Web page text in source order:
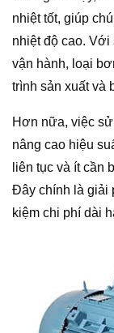
nhiệt tốt, giúp
nhiệt độ cao. Với
vận hành, loại
trình sản xuất và
Hơn nữa, việc
nâng cao hiệu
liên tục và ít cần
Đây chính là giải
kiệm chi phí dài